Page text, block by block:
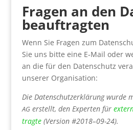
Fra­gen an den
be­auf­trag­ten
Wenn Sie Fra­gen zum
Sie uns bit­te eine E‑Mail oder
an die für den Daten­schutz
unse­rer Orga­ni­sa­ti­on:
Die Daten­schutz­er­klä­rung wur­de
AGerstellt, den Exper­ten für
trag­te(Ver­si­on #2018–09-24).